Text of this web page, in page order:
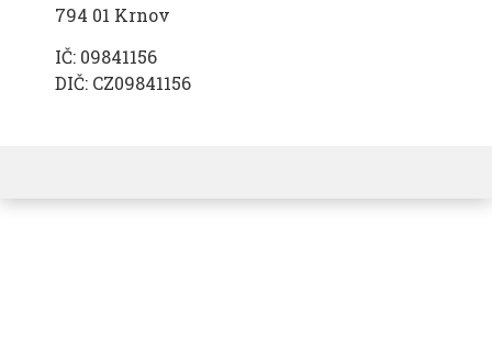
794 01 Krnov
IČ: 09841156
DIČ: CZ09841156